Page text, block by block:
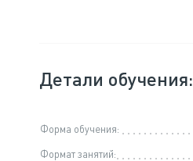
Детали обучения:
Форма обучения:
Формат занятий: